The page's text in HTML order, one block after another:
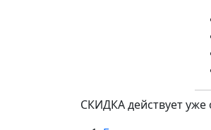
СКИДКА действует уже